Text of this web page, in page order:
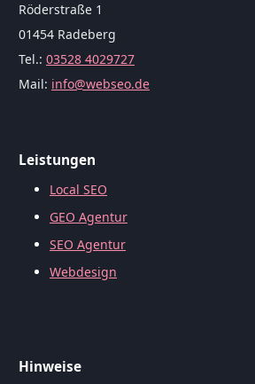
Röderstraße 1
01454 Radeberg
Tel.: 03528 4029727
Mail: info@webseo.de
Leistungen
Local SEO
GEO Agentur
SEO Agentur
Webdesign
Hinweise